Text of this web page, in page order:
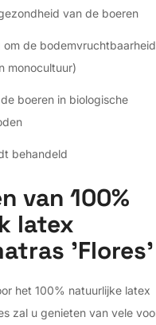
van de boeren
om de
monocultuur)
boeren in biologische
behandeld
van 100%
latex
'Flores'
het 100% natuurlijke latex
zal u genieten van vele